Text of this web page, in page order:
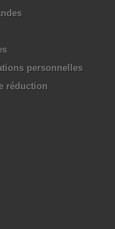
personnelles
réduction